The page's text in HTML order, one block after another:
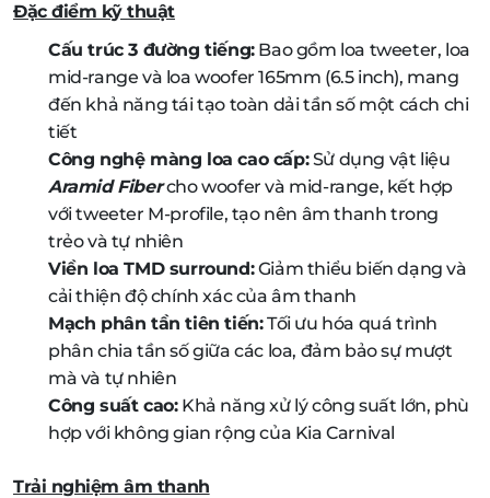
Đặc điểm kỹ thuật
Cấu trúc 3 đường tiếng:Bao gồm loa tweeter, loa
mid-range và loa woofer 165mm (6.5 inch), mang
đến khả năng tái tạo toàn dải tần số một cách chi
tiết
Công nghệ màng loa cao cấp:Sử dụng vật liệu
Aramid Fibercho woofer và mid-range, kết hợp
với tweeter M-profile, tạo nên âm thanh trong
trẻo và tự nhiên
Viền loa TMD surround:Giảm thiểu biến dạng và
cải thiện độ chính xác của âm thanh
Mạch phân tần tiên tiến:Tối ưu hóa quá trình
phân chia tần số giữa các loa, đảm bảo sự mượt
mà và tự nhiên
Công suất cao:Khả năng xử lý công suất lớn, phù
hợp với không gian rộng của Kia Carnival
Trải nghiệm âm thanh